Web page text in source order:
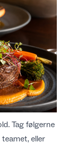
Tag følgerne
eller